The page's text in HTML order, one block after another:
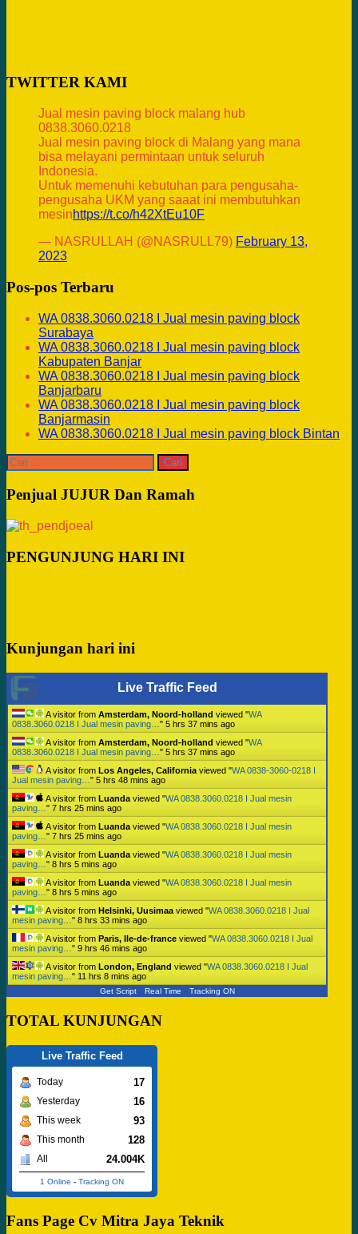
TWITTER KAMI
Jual mesin paving block malang hub
0838.3060.0218
Jual mesin paving block di Malang yang mana
bisa melayani permintaan untuk seluruh
Indonesia.
Untuk memenuhi kebutuhan para pengusaha-
pengusaha UKM yang saaat ini membutuhkan
mesinhttps://t.co/h42XtEu10F
— NASRULLAH (@NASRULL79) February 13,
2023
Pos-pos Terbaru
WA 0838.3060.0218 I Jual mesin paving block
Surabaya
WA 0838.3060.0218 I Jual mesin paving block
Kabupaten Banjar
WA 0838.3060.0218 I Jual mesin paving block
Banjarbaru
WA 0838.3060.0218 I Jual mesin paving block
Banjarmasin
WA 0838.3060.0218 I Jual mesin paving block Bintan
Cari
untuk:
Penjual JUJUR Dan Ramah
PENGUNJUNG HARI INI
Kunjungan hari ini
Live Traffic Feed
A visitor from Amsterdam, Noord-holland viewed "WA
0838.3060.0218 I Jual mesin paving… " 5 hrs 37 mins ago
A visitor from Amsterdam, Noord-holland viewed "WA
0838.3060.0218 I Jual mesin paving… " 5 hrs 37 mins ago
A visitor from Los Angeles, California viewed "WA 0838-3060-0218 I
Jual mesin paving… " 5 hrs 48 mins ago
A visitor from Luanda viewed "WA 0838.3060.0218 I Jual mesin
paving… " 7 hrs 25 mins ago
A visitor from Luanda viewed "WA 0838.3060.0218 I Jual mesin
paving… " 7 hrs 25 mins ago
A visitor from Luanda viewed "WA 0838.3060.0218 I Jual mesin
paving… " 8 hrs 5 mins ago
A visitor from Luanda viewed "WA 0838.3060.0218 I Jual mesin
paving… " 8 hrs 5 mins ago
A visitor from Helsinki, Uusimaa viewed "WA 0838.3060.0218 I Jual
mesin paving… " 8 hrs 33 mins ago
A visitor from Paris, Ile-de-france viewed "WA 0838.3060.0218 I Jual
mesin paving… " 9 hrs 46 mins ago
A visitor from London, England viewed "WA 0838.3060.0218 I Jual
mesin paving… " 11 hrs 8 mins ago
Get Script Real Time Tracking ON
TOTAL KUNJUNGAN
Live Traffic Feed
Today 17
Yesterday 16
This week 93
This month 128
All 24.004K
1 Online - Tracking ON
Fans Page Cv Mitra Jaya Teknik